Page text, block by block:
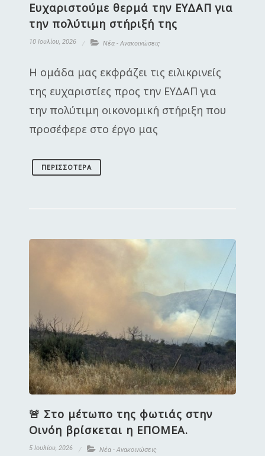
Ευχαριστούμε θερμά την ΕΥΔΑΠ για
την πολύτιμη στήριξή της
10 Ιουλίου, 2026 Νέα - Ανακοινώσεις
Η ομάδα μας εκφράζει τις ειλικρινείς
της ευχαριστίες προς την ΕΥΔΑΠ για
την πολύτιμη οικονομική στήριξη που
προσέφερε στο έργο μας
ΠΕΡΙΣΣΌΤΕΡΑ
🚨 Στο μέτωπο της φωτιάς στην
Οινόη βρίσκεται η ΕΠΟΜΕΑ.
5 Ιουλίου, 2026 Νέα - Ανακοινώσεις